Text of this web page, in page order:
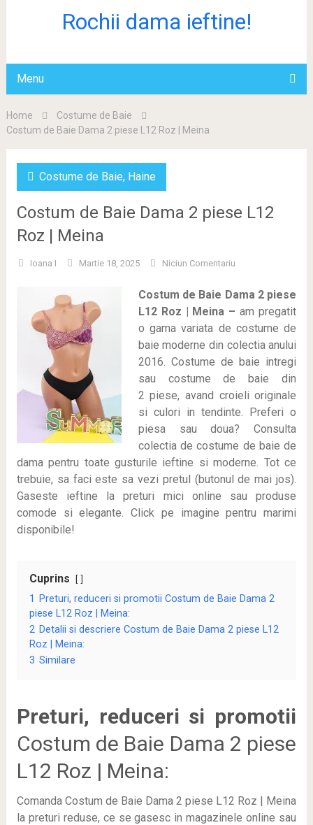
Rochii dama ieftine!
Menu
Home
Costume de Baie
Costum de Baie Dama 2 piese L12 Roz | Meina
Costume de Baie, Haine
Costum de Baie Dama 2 piese L12
Roz | Meina
Ioana I Martie 18, 2025 Niciun Comentariu
Costum de Baie Dama 2 piese
L12 Roz | Meina – am pregatit
o gama variata de costume de
baie moderne din colectia anului
2016. Costume de baie intregi
sau costume de baie din
2 piese, avand croieli originale
si culori in tendinte. Preferi o
piesa sau doua? Consulta
colectia de costume de baie de
dama pentru toate gusturile ieftine si moderne. Tot ce
trebuie, sa faci este sa vezi pretul (butonul de mai jos).
Gaseste ieftine la preturi mici online sau produse
comode si elegante. Click pe imagine pentru marimi
disponibile!
Cuprins
1
Preturi, reduceri si promotii Costum de Baie Dama 2
piese L12 Roz | Meina:
2 Detalii si descriere Costum de Baie Dama 2 piese L12
Roz | Meina:
3 Similare
Preturi, reduceri si promotii
Costum de Baie Dama 2 piese
L12 Roz | Meina:
Comanda Costum de Baie Dama 2 piese L12 Roz | Meina
la preturi reduse, ce se gasesc in magazinele online sau